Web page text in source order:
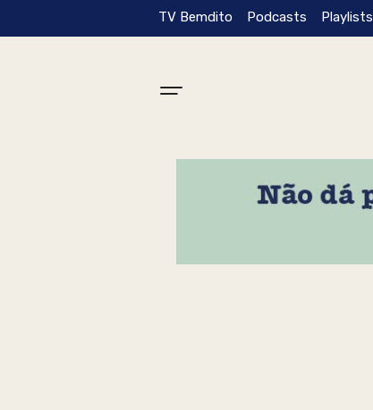
TV Bemdito Podcasts Playlists